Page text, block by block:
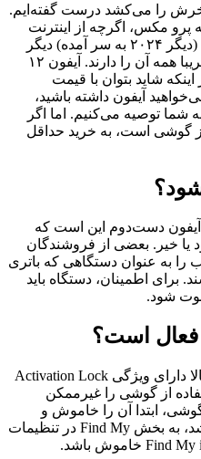
آخرش را می‌کشد درست گفته‌ایم.
مکس، اگرچه از اینترنت
۵G بهره می‌برند اما در سال ۲۰۲۵ (دیگر ۲۰۲۴ به سر آمده) دیگر
۵G مسأله‌ی مهمی نیست. چون تقریبا همه آن را دارند. آیفون ۱۲
شاید بتوان با قیمت
آیفون داشته باشید،
شما توصیه می‌کنیم. اما اگر
گوشی است، به خرید حداقل
آیفون دست‌دوم این است که
خیر. بعضی از فروشندگان
به عنوان دستگاهی که باتری
برای اطمینان، دستگاه باید
گوشی‌های آیفون به خاطر امنیت بالا دارای ویژگی Activation Lock
از گوشی را غیرممکن
ابتدا آن را خاموش و
روشن کنید. اگر کدی درخواست نشد، به بخش Find My در تنظیمات